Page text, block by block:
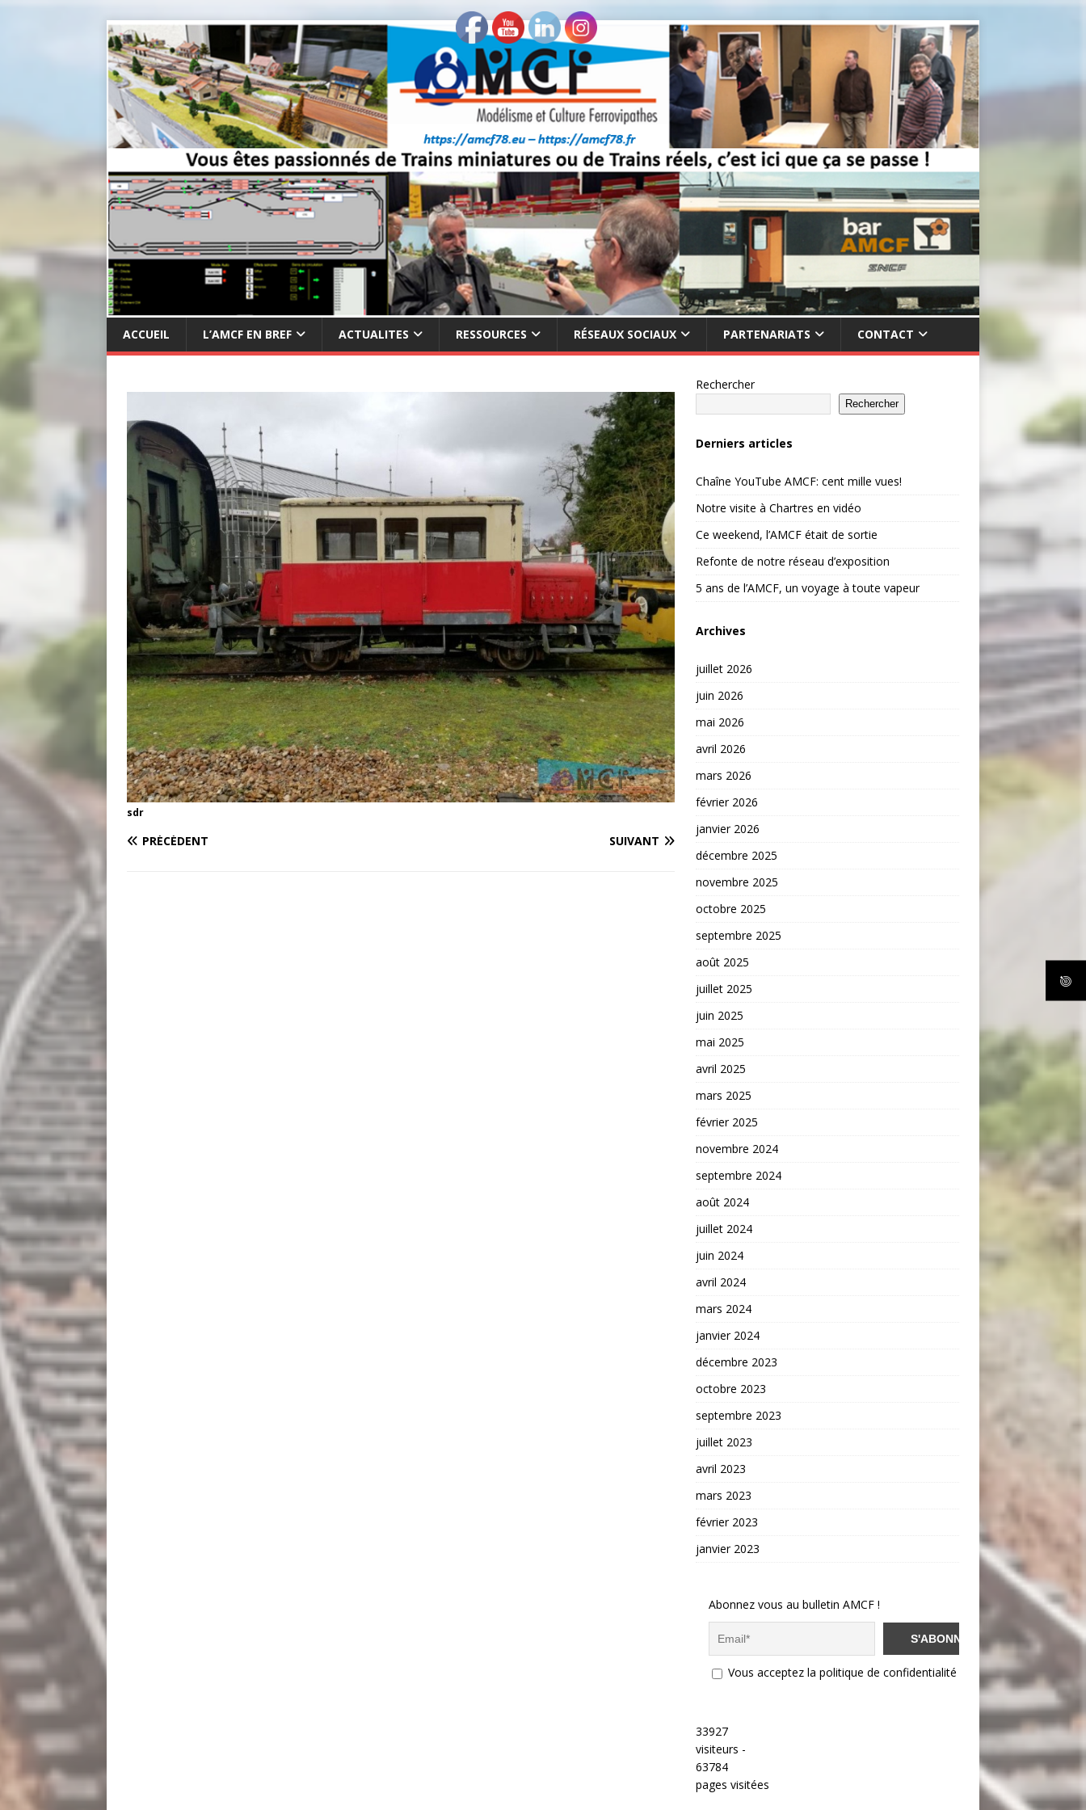
ACCUEIL L’AMCF EN BREF ACTUALITES RESSOURCES RÉSEAUX SOCIAUX PARTENARIATS CONTACT
sdr
PRÉCÉDENT SUIVANT
Rechercher
Rechercher
Derniers articles
Chaîne YouTube AMCF: cent mille vues!
Notre visite à Chartres en vidéo
Ce weekend, l’AMCF était de sortie
Refonte de notre réseau d’exposition
5 ans de l’AMCF, un voyage à toute vapeur
Archives
juillet 2026
juin 2026
mai 2026
avril 2026
mars 2026
février 2026
janvier 2026
décembre 2025
novembre 2025
octobre 2025
septembre 2025
août 2025
juillet 2025
juin 2025
mai 2025
avril 2025
mars 2025
février 2025
novembre 2024
septembre 2024
août 2024
juillet 2024
juin 2024
avril 2024
mars 2024
janvier 2024
décembre 2023
octobre 2023
septembre 2023
juillet 2023
avril 2023
mars 2023
février 2023
janvier 2023
Abonnez vous au bulletin AMCF !
Vous acceptez la politique de confidentialité
33927
visiteurs -
63784
pages visitées